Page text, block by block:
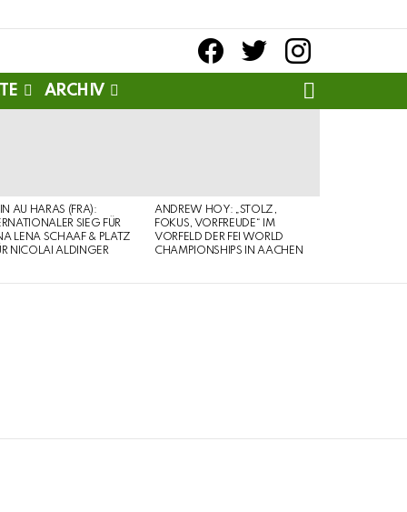
facebooktwitter instagram
ARCHIV
AU HARAS (FRA):
SIEG FÜR
LENA SCHAAF & PLATZ
NICOLAI ALDINGER
ANDREW HOY: „STOLZ,
FOKUS, VORFREUDE“ IM
VORFELD DER FEI WORLD
CHAMPIONSHIPS IN AACHEN